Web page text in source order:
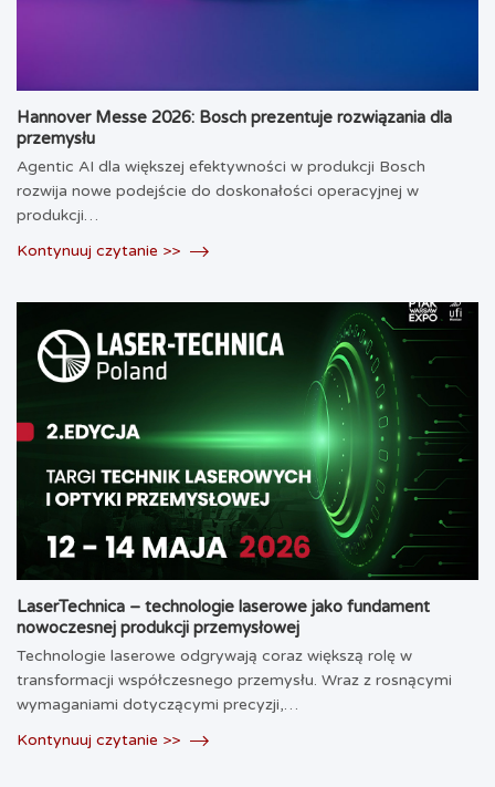
Hannover Messe 2026: Bosch prezentuje rozwiązania dla
przemysłu
Agentic AI dla większej efektywności w produkcji Bosch
rozwija nowe podejście do doskonałości operacyjnej w
produkcji…
Kontynuuj czytanie >>
LaserTechnica – technologie laserowe jako fundament
nowoczesnej produkcji przemysłowej
Technologie laserowe odgrywają coraz większą rolę w
transformacji współczesnego przemysłu. Wraz z rosnącymi
wymaganiami dotyczącymi precyzji,…
Kontynuuj czytanie >>